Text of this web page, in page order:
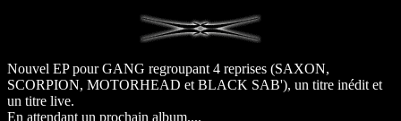
Nouvel EP pour GANG regroupant 4 reprises (SAXON,
SCORPION, MOTORHEAD et BLACK SAB'), un titre inédit et
un titre live.
En attendant un prochain album....